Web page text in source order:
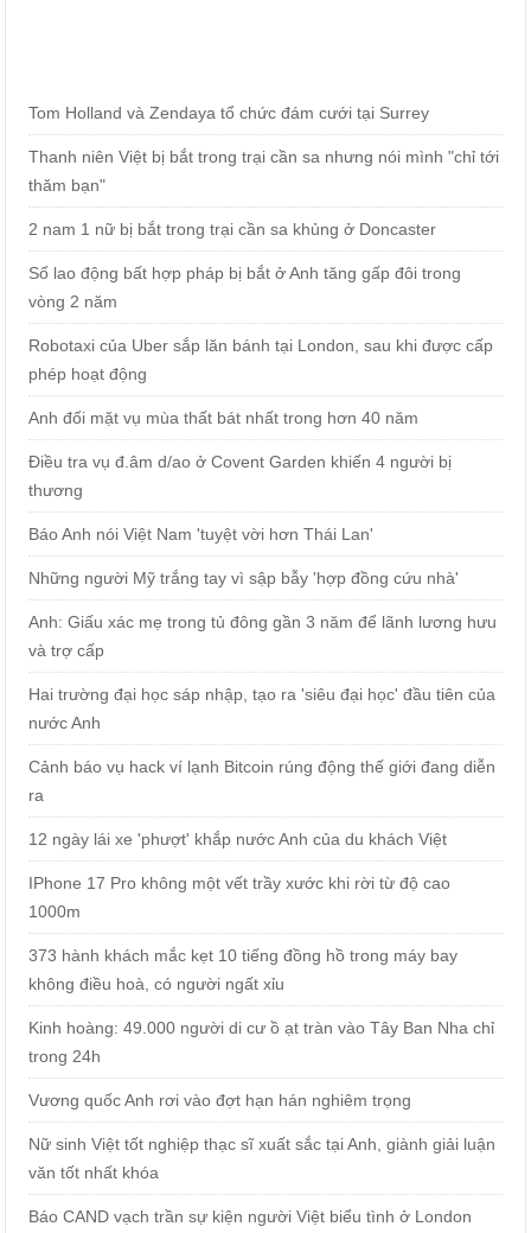
Tom Holland và Zendaya tổ chức đám cưới tại Surrey
Thanh niên Việt bị bắt trong trại cần sa nhưng nói mình "chỉ tới
thăm bạn"
2 nam 1 nữ bị bắt trong trại cần sa khủng ở Doncaster
Số lao động bất hợp pháp bị bắt ở Anh tăng gấp đôi trong
vòng 2 năm
Robotaxi của Uber sắp lăn bánh tại London, sau khi được cấp
phép hoạt động
Anh đối mặt vụ mùa thất bát nhất trong hơn 40 năm
Điều tra vụ đ.âm d/ao ở Covent Garden khiến 4 người bị
thương
Báo Anh nói Việt Nam 'tuyệt vời hơn Thái Lan'
Những người Mỹ trắng tay vì sập bẫy 'hợp đồng cứu nhà'
Anh: Giấu xác mẹ trong tủ đông gần 3 năm để lãnh lương hưu
và trợ cấp
Hai trường đại học sáp nhập, tạo ra 'siêu đại học' đầu tiên của
nước Anh
Cảnh báo vụ hack ví lạnh Bitcoin rúng động thế giới đang diễn
ra
12 ngày lái xe 'phượt' khắp nước Anh của du khách Việt
IPhone 17 Pro không một vết trầy xước khi rời từ độ cao
1000m
373 hành khách mắc kẹt 10 tiếng đồng hồ trong máy bay
không điều hoà, có người ngất xỉu
Kinh hoàng: 49.000 người di cư ồ ạt tràn vào Tây Ban Nha chỉ
trong 24h
Vương quốc Anh rơi vào đợt hạn hán nghiêm trọng
Nữ sinh Việt tốt nghiệp thạc sĩ xuất sắc tại Anh, giành giải luận
văn tốt nhất khóa
Báo CAND vạch trần sự kiện người Việt biểu tình ở London